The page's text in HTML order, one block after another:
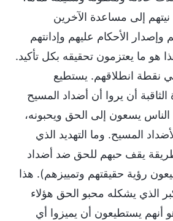
نيتهم إلى مساعدة الآخرين
الأحكام عليهم وإدانتهم
ما يعتزمون تحقيقه بكل تأكيد.
نقطة انطلاقهم. يستطيع
أن يروا أن أضداد المسيح
الناس يسعون إلى الحق ويحبونه،
المسيح. وما التهديد الذي
يقف حبهم للحق ضد أضداد
رؤية حقيقتهم وتمييزهم). هذا
الذي يشكله محبو الحق هؤلاء
أنهم يستطيعون أن يميزوا أي